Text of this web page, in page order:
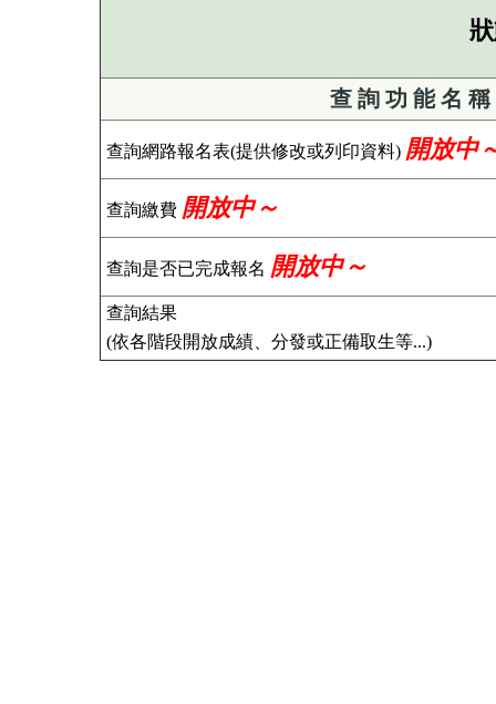
查 詢 功 能 名 稱
查詢網路報名表(提供修改或列印資料) 開放中
查詢繳費 開放中～
查詢是否已完成報名 開放中～
查詢結果
(依各階段開放成績、分發或正備取生等...)